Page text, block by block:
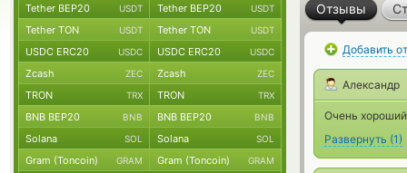
Отзывы
Добавить
Александр
Очень
Развернуть (1)
Tether BEP20 USDT Tether BEP20 USDT
Tether TON USDT Tether TON USDT
USDC ERC20 USDC USDC ERC20 USDC
Zcash ZEC Zcash ZEC
TRON TRX TRON TRX
BNB BEP20 BNB BNB BEP20 BNB
Solana SOL Solana SOL
Gram (Toncoin) GRAM Gram (Toncoin) GRAM